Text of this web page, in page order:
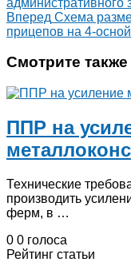
Вперед Схема
прицепов на 4-
Смотрите также
ППР на
Технические
производить
ферм, в …
0 0 голоса
Рейтинг статьи